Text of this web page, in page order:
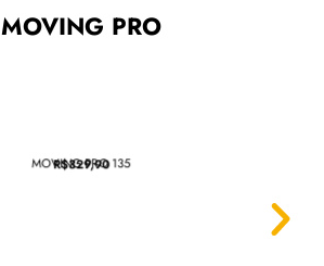
MOVING PRO
MOVING PRO 135
R$329,90